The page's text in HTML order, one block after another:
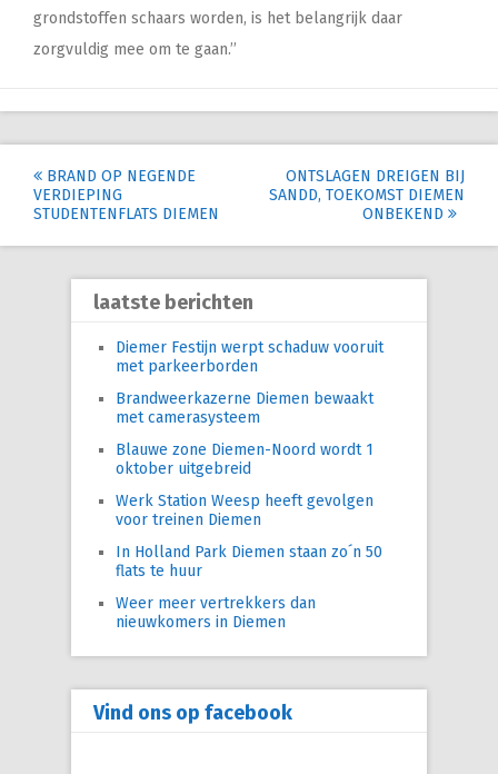
grondstoffen schaars worden, is het belangrijk daar
zorgvuldig mee om te gaan.’’
Post
navigation
BRAND OP NEGENDE
VERDIEPING
STUDENTENFLATS DIEMEN
ONTSLAGEN DREIGEN BIJ
SANDD, TOEKOMST DIEMEN
ONBEKEND
laatste berichten
Diemer Festijn werpt schaduw vooruit
met parkeerborden
Brandweerkazerne Diemen bewaakt
met camerasysteem
Blauwe zone Diemen-Noord wordt 1
oktober uitgebreid
Werk Station Weesp heeft gevolgen
voor treinen Diemen
In Holland Park Diemen staan zo´n 50
flats te huur
Weer meer vertrekkers dan
nieuwkomers in Diemen
Vind ons op facebook